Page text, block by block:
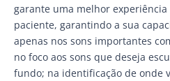
garante uma melhor
paciente, garantindo a sua
apenas nos sons importantes
no foco aos sons que deseja
fundo; na identificação de onde